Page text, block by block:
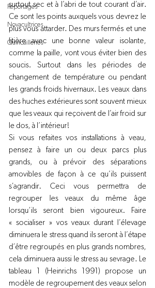
Reportages
Novacultrices
Quincailleries
surtout sec et à l’abri de tout courant d’air.
Ce sont les points auxquels vous devrez le
plus vous attarder. Des murs fermés et une
litière avec une bonne valeur isolante,
comme la paille, vont vous éviter bien des
soucis. Surtout dans les périodes de
changement de température ou pendant
les grands froids hivernaux. Les veaux dans
des huches extérieures sont souvent mieux
que les veaux qui reçoivent de l’air froid sur
le dos, à l’intérieur!
Si vous refaites vos installations à veau,
pensez à faire un ou deux parcs plus
grands, ou à prévoir des séparations
amovibles de façon à ce qu’ils puissent
s’agrandir. Ceci vous permettra de
regrouper les veaux du même âge
lorsqu’ils seront bien vigoureux. Faire
« socialiser » vos veaux durant l’élevage
diminuera le stress quand ils seront à l’étape
d’être regroupés en plus grands nombres,
cela diminuera aussi le stress au sevrage. Le
tableau 1 (Heinrichs 1991) propose un
modèle de regroupement des veaux selon